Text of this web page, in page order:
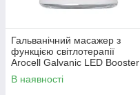
Гальванічний масажер з
функцією світлотерапії
Arocell Galvanic LED Booster
для домашнього догляду за
шкірою
В наявності